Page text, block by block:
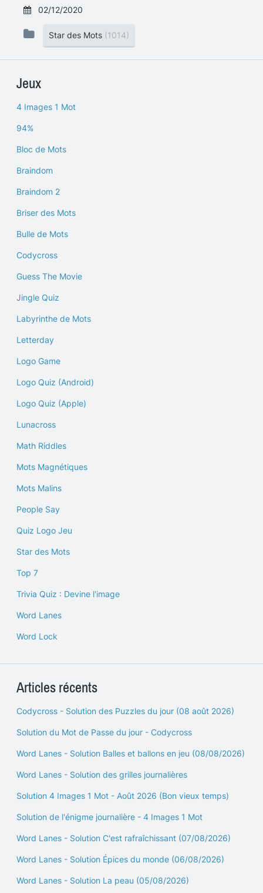
02/12/2020
Star des Mots (1014)
Jeux
4 Images 1 Mot
94%
Bloc de Mots
Braindom
Braindom 2
Briser des Mots
Bulle de Mots
Codycross
Guess The Movie
Jingle Quiz
Labyrinthe de Mots
Letterday
Logo Game
Logo Quiz (Android)
Logo Quiz (Apple)
Lunacross
Math Riddles
Mots Magnétiques
Mots Malins
People Say
Quiz Logo Jeu
Star des Mots
Top 7
Trivia Quiz : Devine l'image
Word Lanes
Word Lock
Articles récents
Codycross - Solution des Puzzles du jour (08 août 2026)
Solution du Mot de Passe du jour - Codycross
Word Lanes - Solution Balles et ballons en jeu (08/08/2026)
Word Lanes - Solution des grilles journalières
Solution 4 Images 1 Mot - Août 2026 (Bon vieux temps)
Solution de l'énigme journalière - 4 Images 1 Mot
Word Lanes - Solution C'est rafraîchissant (07/08/2026)
Word Lanes - Solution Épices du monde (06/08/2026)
Word Lanes - Solution La peau (05/08/2026)